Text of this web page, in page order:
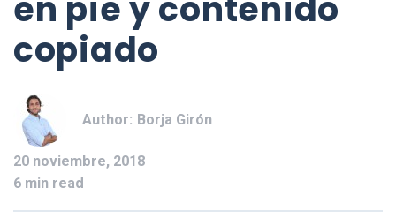
en pie y contenido
copiado
Author: Borja Girón
20 noviembre, 2018
6 min read